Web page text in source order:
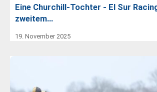
Eine Churchill-Tochter - El Sur
zweitem…
19. November 2025